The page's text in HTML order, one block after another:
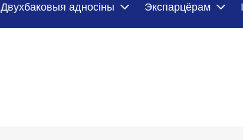
Двухбаковыя адносіны Экспарцёрам